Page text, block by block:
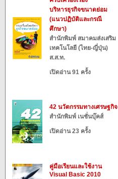
บริหารธุรกิจขนาดย่อม
(แนวปฏิบัติและกรณี
ศึกษา)
สำนักพิมพ์ สมาคมส่งเสริม
เทคโนโลยี (ไทย-ญี่ปุ่น)
ส.ส.ท.
เปิดอ่าน 91 ครั้ง
42 นวัตกรรมทางเศรษฐกิจ
สำนักพิมพ์ เนชั่นบุ๊คส์
เปิดอ่าน 23 ครั้ง
คู่มือเรียนและใช้งาน
Visual Basic 2010